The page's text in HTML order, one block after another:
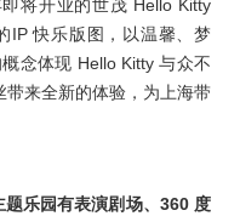
将开业的世茂 Hello Kitty
IP 快乐版图，以温馨、梦
念体现 Hello Kitty 与众不
带来全新的体验，为上海带
乐园有表演剧场、360 度